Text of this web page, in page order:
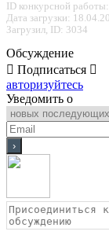
ID конкурсной
Дата загрузки:
Загрузил, ID: 3034
Обсуждение
Подписаться
авторизуйтесь
Уведомить о